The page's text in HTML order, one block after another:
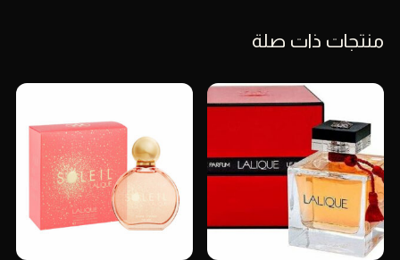
منتجات ذات صلة